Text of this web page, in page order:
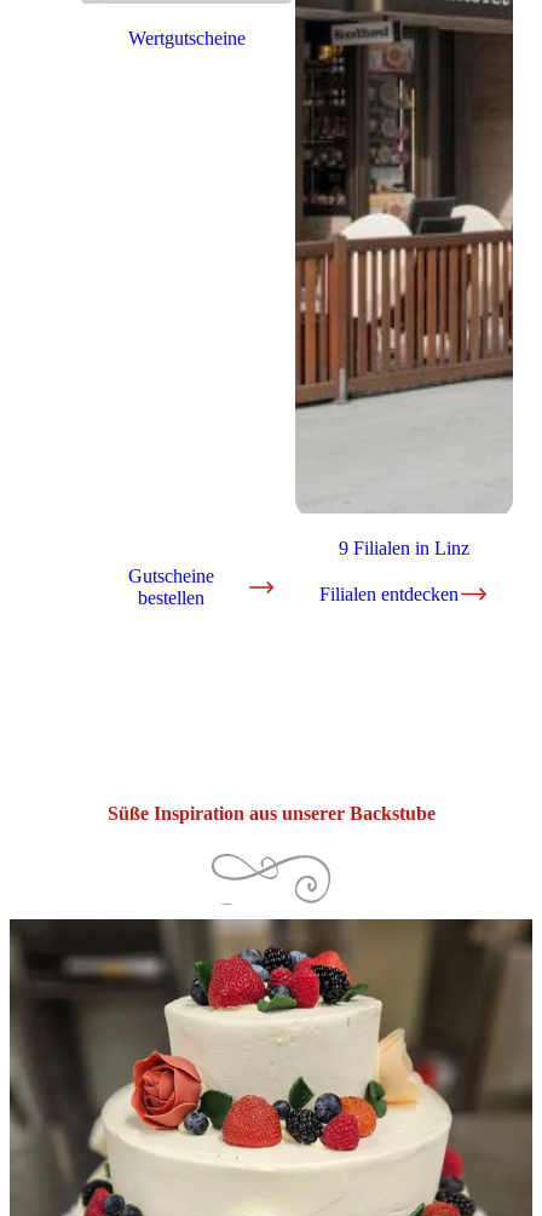
Wertgutscheine
Gutscheine
bestellen
9 Filialen in Linz
Filialen entdecken
Süße Inspiration aus unserer Backstube